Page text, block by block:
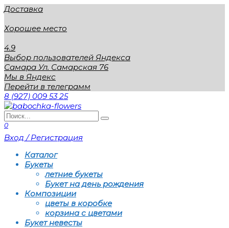
Перейти
содержанию
Доставка
Хорошее место
4.9
Выбор пользователей Яндекса
Самара Ул. Самарская 76
Мы в Яндекс
Перейти в телеграмм
8 (927) 009 53 25
Search
for:
0
Вход / Регистрация
Каталог
Букеты
летние букеты
Букет на день рождения
Композиции
цветы в коробке
корзина с цветами
Букет невесты